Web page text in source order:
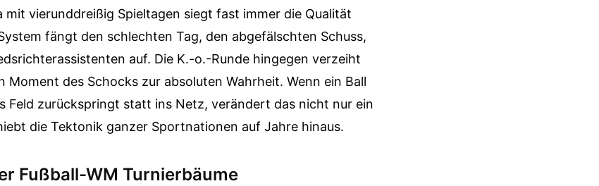
mit vierunddreißig Spieltagen siegt fast immer die Qualität
fängt den schlechten Tag, den abgefälschten Schuss,
auf. Die K.-o.-Runde hingegen verzeiht
Moment des Schocks zur absoluten Wahrheit. Wenn ein Ball
Feld zurückspringt statt ins Netz, verändert das nicht nur ein
die Tektonik ganzer Sportnationen auf Jahre hinaus.
Fußball-WM Turnierbäume